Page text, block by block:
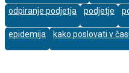
odpiranje podjetja podjetje
epidemija kako poslovati v